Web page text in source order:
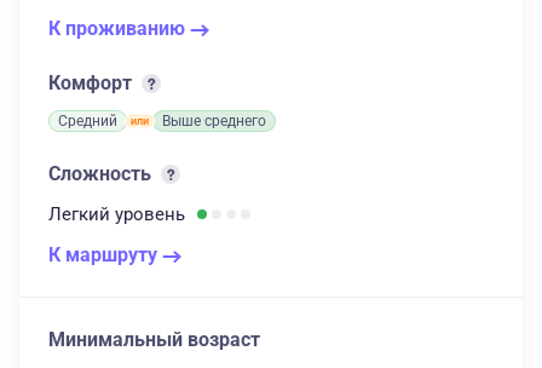
К проживанию
Комфорт
Средний Выше среднего
Сложность
Легкий уровень
К маршруту
Минимальный возраст